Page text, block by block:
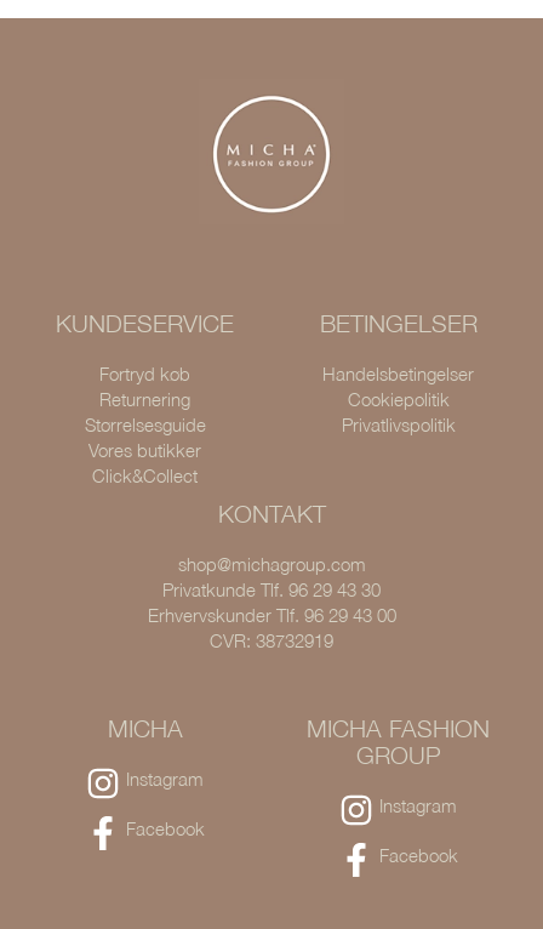
KUNDESERVICE
Fortryd køb
Returnering
Størrelsesguide
Vores butikker
Click&Collect
BETINGELSER
Handelsbetingelser
Cookiepolitik
Privatlivspolitik
KONTAKT
shop@michagroup.com
Privatkunde Tlf. 96 29 43 30
Erhvervskunder Tlf. 96 29 43 00
CVR: 38732919
MICHA
Instagram
Facebook
MICHA FASHION
GROUP
Instagram
Facebook